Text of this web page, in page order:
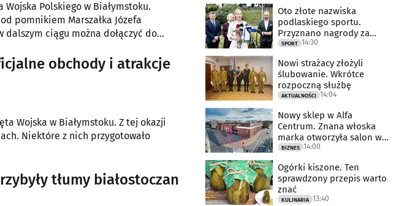
Polskiego w Białymstoku.
pomnikiem Marszałka Józefa
dalszym ciągu można dołączyć do
obchody i atrakcje
Wojska w Białymstoku. Z tej okazji
Niektóre z nich przygotowało
tłumy białostoczan
Oto złote nazwiska
podlaskiego sportu.
Przyznano nagrody za
2025 rok
SPORT 14:30
Nowi strażacy złożyli
ślubowanie. Wkrótce
rozpoczną służbę
AKTUALNOŚCI 14:04
Nowy sklep w Alfa
Centrum. Znana włoska
marka otworzyła salon w
Białymstoku
BIZNES 14:00
Ogórki kiszone. Ten
sprawdzony przepis warto
znać
KULINARIA 13:40